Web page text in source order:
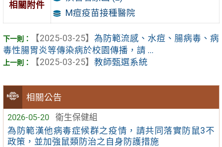
相關公告
2026-05-20
衛生保健組
為防範漢他病毒症候群之疫情，請共同落實防鼠3不
政策，並加強鼠類防治之自身防護措施
相關附件
M痘疫苗接種醫院
【2025-03-25】 為防範流感、水痘、腸病毒、病
毒性腸胃炎等傳染病於校園傳播，請 ...
【2025-03-25】 教師甄選系統